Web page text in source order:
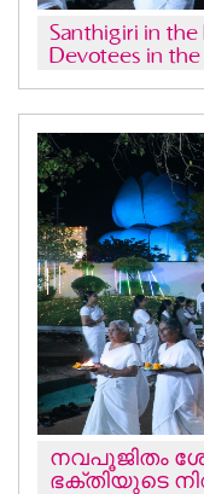
Santhigiri in
Devotees in
നവപൂജിതം
ഭക്തിയുടെ